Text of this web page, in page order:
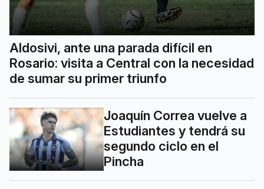
Aldosivi, ante una parada difícil en
Rosario: visita a Central con la necesidad
de sumar su primer triunfo
Joaquín Correa vuelve a
Estudiantes y tendrá su
segundo ciclo en el
Pincha